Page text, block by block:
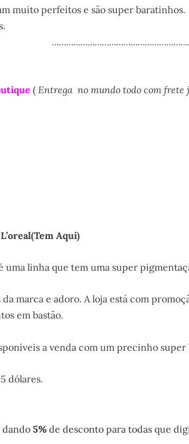
muito perfeitos e são super baratinhos.
( Entrega no mundo todo com frete
(Tem Aqui)
uma linha que tem uma super
marca e adoro. A loja está com
em bastão.
a venda com um precinho super
dólares.
dando 5% de desconto para todas que